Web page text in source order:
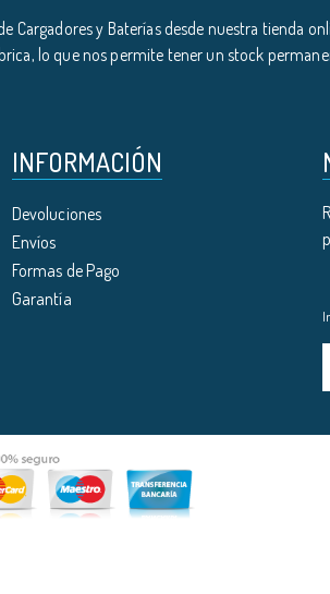
y Baterías desde nuestra tienda
lo que nos permite tener un stock
INFORMACIÓN
Devoluciones
Envíos
Formas de Pago
Garantía